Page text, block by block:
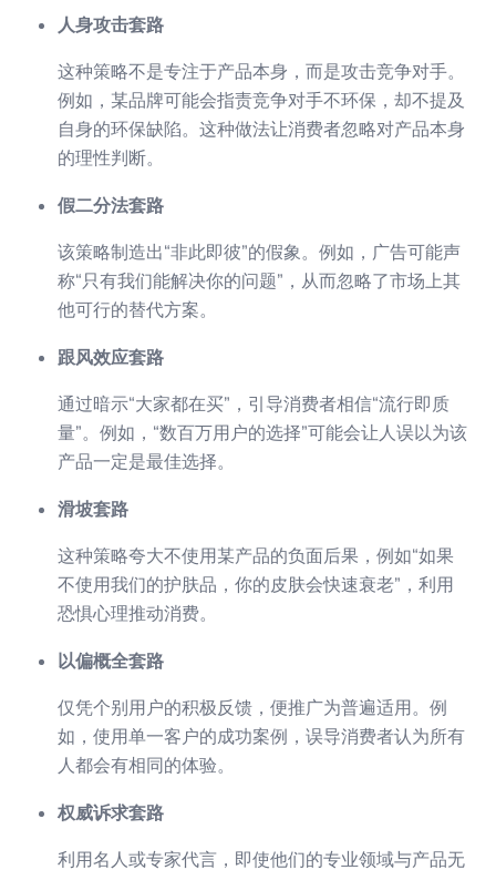
人身攻击套路
这种策略不是专注于产品本身，而是攻击竞争对手。
例如，某品牌可能会指责竞争对手不环保，却不提及
自身的环保缺陷。这种做法让消费者忽略对产品本身
的理性判断。
假二分法套路
该策略制造出“非此即彼”的假象。例如，广告可能声
称“只有我们能解决你的问题”，从而忽略了市场上其
他可行的替代方案。
跟风效应套路
通过暗示“大家都在买”，引导消费者相信“流行即质
量”。例如，“数百万用户的选择”可能会让人误以为该
产品一定是最佳选择。
滑坡套路
这种策略夸大不使用某产品的负面后果，例如“如果
不使用我们的护肤品，你的皮肤会快速衰老”，利用
恐惧心理推动消费。
以偏概全套路
仅凭个别用户的积极反馈，便推广为普遍适用。例
如，使用单一客户的成功案例，误导消费者认为所有
人都会有相同的体验。
权威诉求套路
利用名人或专家代言，即使他们的专业领域与产品无